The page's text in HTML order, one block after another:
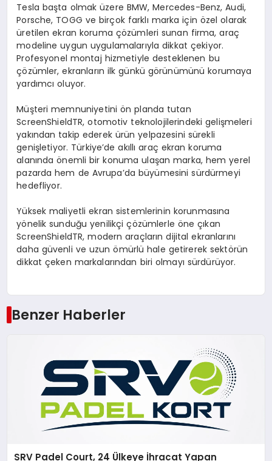
Tesla başta olmak üzere BMW, Mercedes-Benz, Audi,
Porsche, TOGG ve birçok farklı marka için özel olarak
üretilen ekran koruma çözümleri sunan firma, araç
modeline uygun uygulamalarıyla dikkat çekiyor.
Profesyonel montaj hizmetiyle desteklenen bu
çözümler, ekranların ilk günkü görünümünü korumaya
yardımcı oluyor.
Müşteri memnuniyetini ön planda tutan
ScreenShieldTR, otomotiv teknolojilerindeki gelişmeleri
yakından takip ederek ürün yelpazesini sürekli
genişletiyor. Türkiye’de akıllı araç ekran koruma
alanında önemli bir konuma ulaşan marka, hem yerel
pazarda hem de Avrupa’da büyümesini sürdürmeyi
hedefliyor.
Yüksek maliyetli ekran sistemlerinin korunmasına
yönelik sunduğu yenilikçi çözümlerle öne çıkan
ScreenShieldTR, modern araçların dijital ekranlarını
daha güvenli ve uzun ömürlü hale getirerek sektörün
dikkat çeken markalarından biri olmayı sürdürüyor.
Benzer Haberler
SRV Padel Court, 24 Ülkeye İhracat Yapan